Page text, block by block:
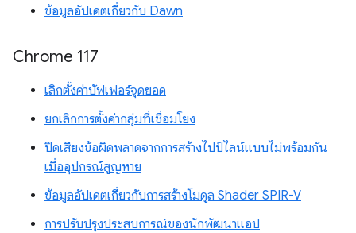
ข้อมูลอัปเดตเกี่ยวกับ Dawn
Chrome 117
เลิกตั้งค่าบัฟเฟอร์จุดยอด
ยกเลิกการตั้งค่ากลุ่มที่เชื่อมโยง
ปิดเสียงข้อผิดพลาดจากการสร้างไปป์ไลน์แบบไม่พร้อมกัน
เมื่ออุปกรณ์สูญหาย
ข้อมูลอัปเดตเกี่ยวกับการสร้างโมดูล Shader SPIR-V
การปรับปรุงประสบการณ์ของนักพัฒนาแอป